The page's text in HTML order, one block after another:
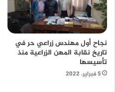
نجاح أول مهندس زراعي حر في
تاريخ نقابة المهن الزراعية منذ
تأسيسها
5 فبراير، 2022